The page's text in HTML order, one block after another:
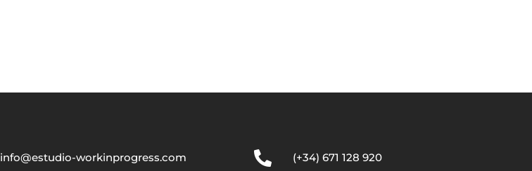
info@estudio-workinprogress.com  (+34) 671 128 920